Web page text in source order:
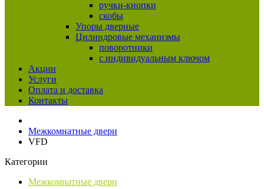
ручки-кнопки
скобы
Упоры дверные
Цилиндровые механизмы
поворотники
с индивидуальным ключом
Акции
Услуги
Оплата и доставка
Контакты
Межкомнатные двери
VFD
Категории
Межкомнатные двери